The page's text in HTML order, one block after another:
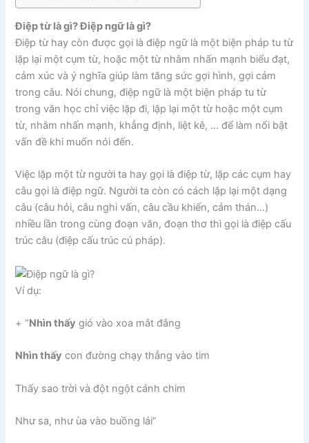
Điệp từ là gì? Điệp ngữ là gì?
Điệp từ hay còn được gọi là điệp ngữ là một biện pháp tu từ
lặp lại một cụm từ, hoặc một từ nhằm nhấn mạnh biểu đạt,
cảm xúc và ý nghĩa giúp làm tăng sức gợi hình, gợi cảm
trong câu. Nói chung, điệp ngữ là một biện pháp tu từ
trong văn học chỉ việc lặp đi, lặp lại một từ hoặc một cụm
từ, nhằm nhấn mạnh, khẳng định, liệt kê, … để làm nổi bật
vấn đề khi muốn nói đến.
Việc lặp một từ người ta hay gọi là điệp từ, lặp các cụm hay
câu gọi là điệp ngữ. Người ta còn có cách lặp lại một dạng
câu (câu hỏi, câu nghi vấn, câu cầu khiến, cảm thán…)
nhiều lần trong cùng đoạn văn, đoạn thơ thì gọi là điệp cấu
trúc câu (điệp cấu trúc cú pháp).
Ví dụ:
+ “Nhìn thấy gió vào xoa mắt đắng
Nhìn thấy con đường chạy thẳng vào tim
Thấy sao trời và đột ngột cánh chim
Như sa, như ùa vào buồng lái”